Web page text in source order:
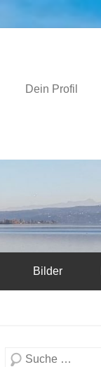
Dein Profil
Bilder
Suchen